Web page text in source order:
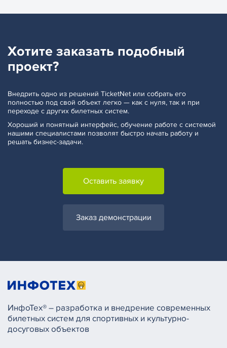
Хотите заказать подобный
проект?
Внедрить одно из решений TicketNet или собрать его
полностью под свой объект легко — как с нуля, так и при
переходе с других билетных систем.
Хороший и понятный интерфейс, обучение работе с системой
нашими специалистами позволят быстро начать работу и
решать бизнес-задачи.
Оставить заявку
Заказ демонстрации
ИнфоТех® – разработка и внедрение современных
билетных систем для спортивных и культурно-
досуговых объектов